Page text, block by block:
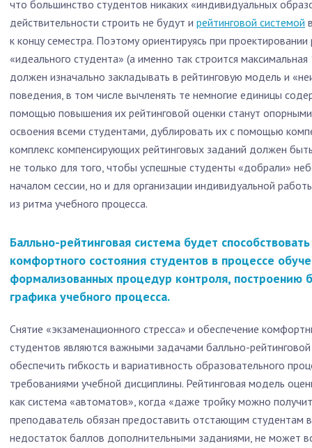
что большинство студентов никаких «индивидуальных
действительности строить не будут и рейтинговой системой
к концу семестра. Поэтому ориентируясь при
«идеального студента» (а именно так строится
должен изначально закладывать в рейтинговую модель и
поведения, в том числе вычленять те немногие единицы
помощью повышения их рейтинговой оценки станут
освоения всеми студентами, дублировать их с помощью
комплекс компенсирующих рейтинговых заданий должен
не только для того, чтобы успешные студенты «добрали»
началом сессии, но и для организации индивидуальной
из ритма учебного процесса.
Балльно-рейтинговая система будет
комфортного состояния студентов в процессе
формализованных процедур контроля, построению
графика учебного процесса.
Снятие «экзаменационного стресса» и обеспечение
студентов являются важными задачами балльно-
обеспечить гибкость и вариативность образовательного
требованиями учебной дисциплины. Рейтинговая модель
как система «автоматов», когда «даже тройку можно
преподаватель обязан предоставить отстающим студентам
недостаток баллов дополнительными заданиями, не может